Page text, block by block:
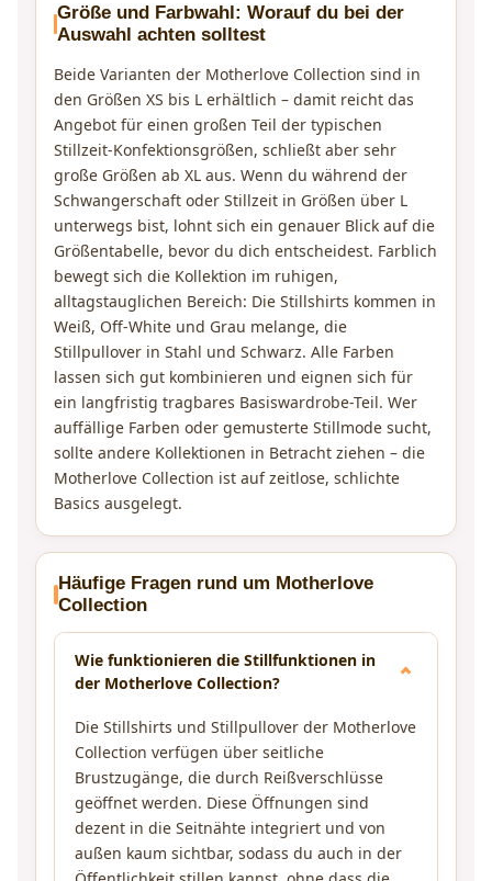
Größe und Farbwahl: Worauf du bei der
Auswahl achten solltest
Beide Varianten der Motherlove Collection sind in
den Größen XS bis L erhältlich – damit reicht das
Angebot für einen großen Teil der typischen
Stillzeit-Konfektionsgrößen, schließt aber sehr
große Größen ab XL aus. Wenn du während der
Schwangerschaft oder Stillzeit in Größen über L
unterwegs bist, lohnt sich ein genauer Blick auf die
Größentabelle, bevor du dich entscheidest. Farblich
bewegt sich die Kollektion im ruhigen,
alltagstauglichen Bereich: Die Stillshirts kommen in
Weiß, Off-White und Grau melange, die
Stillpullover in Stahl und Schwarz. Alle Farben
lassen sich gut kombinieren und eignen sich für
ein langfristig tragbares Basiswardrobe-Teil. Wer
auffällige Farben oder gemusterte Stillmode sucht,
sollte andere Kollektionen in Betracht ziehen – die
Motherlove Collection ist auf zeitlose, schlichte
Basics ausgelegt.
Häufige Fragen rund um Motherlove
Collection
Wie funktionieren die Stillfunktionen in
der Motherlove Collection?
Die Stillshirts und Stillpullover der Motherlove
Collection verfügen über seitliche
Brustzugänge, die durch Reißverschlüsse
geöffnet werden. Diese Öffnungen sind
dezent in die Seitnähte integriert und von
außen kaum sichtbar, sodass du auch in der